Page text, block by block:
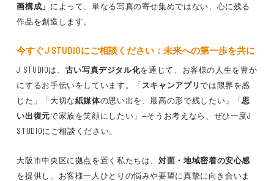
画構成」 によって、単なる写真の寄せ集めではない、心に残る
作品を創造します。
今すぐJ STUDIOにご相談ください：未来への第一歩を共に
J STUDIOは、 古い写真デジタル化を通じて、お客様の人生を豊か
にするお手伝いをしています。「 スキャンアプリでは限界を感
じた」「大切な紙媒体の思い出を、最高の形で残したい」「思
い出復元で家族を笑顔にしたい」—そうお考えなら、ぜひ一度J
STUDIOにご相談ください。
大阪市中央区に拠点を置く私たちは、対面・地域密着の安心感
を提供し、お客様一人ひとりの悩みや要望に真摯に向き合いま